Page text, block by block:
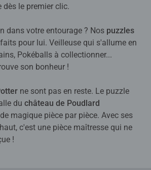
le premier clic.
dans votre entourage ? Nos puzzles
pour lui. Veilleuse qui s'allume en
Pokéballs à collectionner...
son bonheur !
ne sont pas en reste. Le puzzle
du château de Poudlard
magique pièce par pièce. Avec ses
c'est une pièce maîtresse qui ne
!